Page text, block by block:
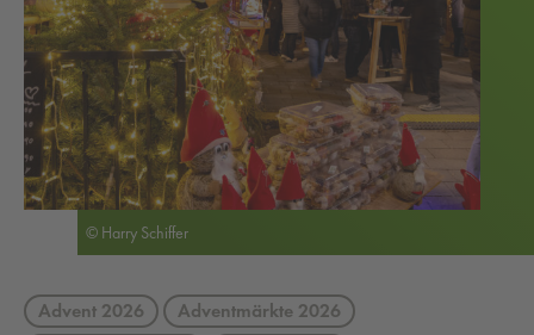
Advent 2026
Adventmärkte 2026
© Harry Schiffer